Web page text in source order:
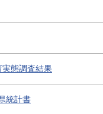
態調査結果
統計書